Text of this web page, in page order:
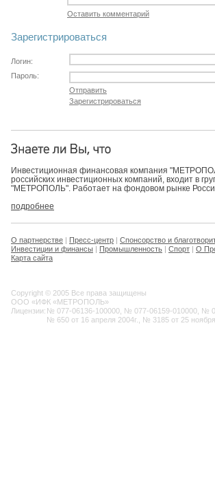
Оставить комментарий
Зарегистрироваться
Логин:
Пароль:
Отправить
Зарегистрироваться
Инвестиционная финансовая компания
российских инвестиционных компаний, входит в
"МЕТРОПОЛЬ". Работает на фондовом рынке
подробнее
О партнерстве | Пресс-центр | Спонсорство и
Инвестиции и финансы | Промышленность | Спорт | О
Карта сайта
Copyright © 2005 Все права защищены
ООО «ИФК «МЕТРОПОЛЬ»
Лицензии: № 077-06136-100000, № 077-06159-010000, №
№ 650 от 16 апреля 2004г., № 3185 от 25